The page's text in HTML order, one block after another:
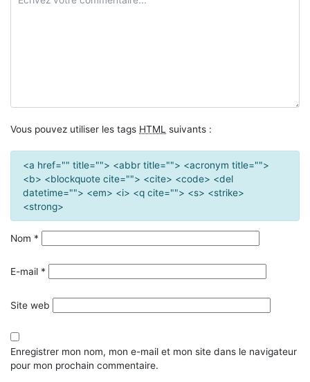
Vous pouvez utiliser les tags HTML suivants :
<a href="" title=""> <abbr title=""> <acronym title="">
<b> <blockquote cite=""> <cite> <code> <del
datetime=""> <em> <i> <q cite=""> <s> <strike>
<strong>
Nom *
E-mail *
Site web
Enregistrer mon nom, mon e-mail et mon site dans le navigateur
pour mon prochain commentaire.